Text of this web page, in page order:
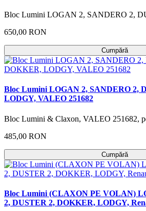
Bloc Lumini LOGAN 2, SANDERO 2,
650,00 RON
Cumpără
Bloc Lumini LOGAN 2, SANDERO 2,
LODGY, VALEO 251682
Bloc Lumini & Claxon, VALEO 251682,
485,00 RON
Cumpără
Bloc Lumini (CLAXON PE VOLAN)
2, DUSTER 2, DOKKER, LODGY,